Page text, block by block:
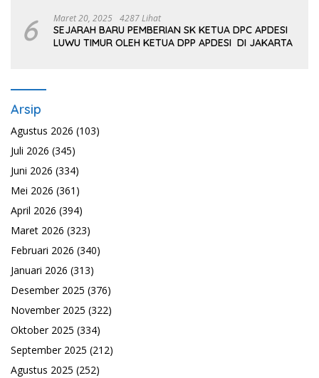
6 Maret 20, 2025 4287 Lihat
SEJARAH BARU PEMBERIAN SK KETUA DPC APDESI
LUWU TIMUR OLEH KETUA DPP APDESI DI JAKARTA
Arsip
Agustus 2026 (103)
Juli 2026 (345)
Juni 2026 (334)
Mei 2026 (361)
April 2026 (394)
Maret 2026 (323)
Februari 2026 (340)
Januari 2026 (313)
Desember 2025 (376)
November 2025 (322)
Oktober 2025 (334)
September 2025 (212)
Agustus 2025 (252)